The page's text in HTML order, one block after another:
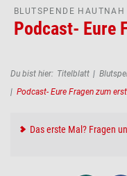
BLUTSPENDE HAUTNAH
Podcast- Eure
Pfadnavigation
Du bist hier: Titelblatt
Podcast- Eure Fragen zum
Das erste Mal? Fragen